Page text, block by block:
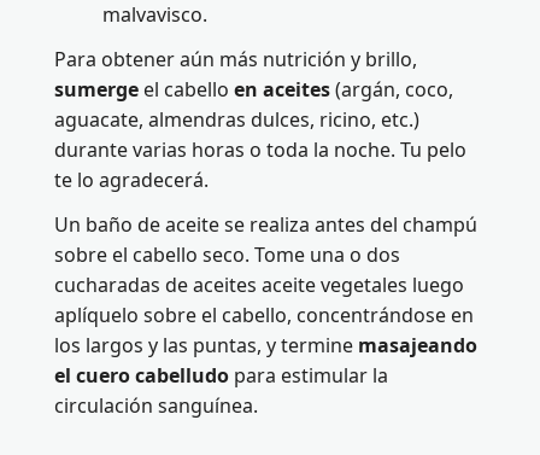
malvavisco.
Para obtener aún más nutrición y brillo,
sumerge el cabello en aceites(argán, coco,
aguacate, almendras dulces, ricino, etc.)
durante varias horas o toda la noche. Tu pelo
te lo agradecerá.
Un baño de aceite se realiza antes del champú
sobre el cabello seco. Tome una o dos
cucharadas de aceites aceite vegetales luego
aplíquelo sobre el cabello, concentrándose en
los largos y las puntas, y termine masajeando
el cuero cabelludo para estimular la
circulación sanguínea.